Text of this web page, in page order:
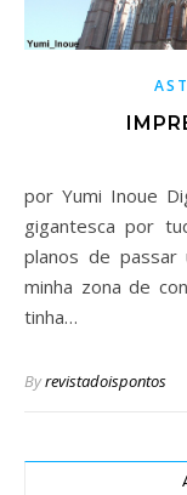
por Yumi Inoue Digamos que sempre senti uma atração
gigantesca por
planos de
minha zona de
tinha…
Byrevistadoispontos